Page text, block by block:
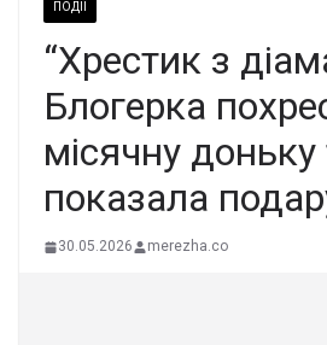
ПОДІЇ
“Хрестик з
Блогерка
місячну доньку
показала
30.05.2026 merezha.co